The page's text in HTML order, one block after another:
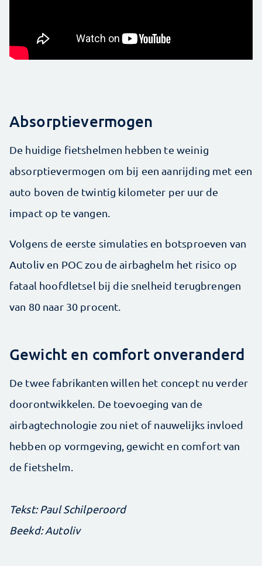
Absorptievermogen
De huidige fietshelmen hebben te weinig
absorptievermogen om bij een aanrijding met een
auto boven de twintig kilometer per uur de
impact op te vangen.
Volgens de eerste simulaties en botsproeven van
Autoliv en POC zou de airbaghelm het risico op
fataal hoofdletsel bij die snelheid terugbrengen
van 80 naar 30 procent.
Gewicht en comfort onveranderd
De twee fabrikanten willen het concept nu verder
doorontwikkelen. De toevoeging van de
airbagtechnologie zou niet of nauwelijks invloed
hebben op vormgeving, gewicht en comfort van
de fietshelm.
Tekst: Paul Schilperoord
Beekd: Autoliv